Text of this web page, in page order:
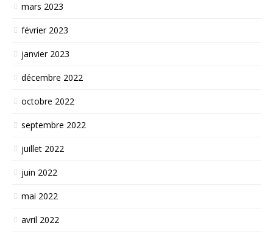
mars 2023
février 2023
janvier 2023
décembre 2022
octobre 2022
septembre 2022
juillet 2022
juin 2022
mai 2022
avril 2022